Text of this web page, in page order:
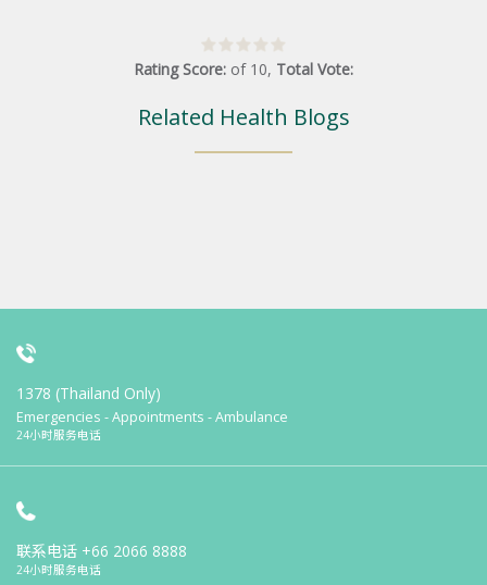
Rating Score: of 10, Total Vote:
Related Health Blogs
1378 (Thailand Only)
Emergencies - Appointments - Ambulance
24小时服务电话
联系电话 +66 2066 8888
24小时服务电话